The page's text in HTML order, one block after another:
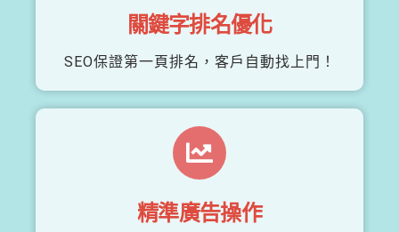
關鍵字排名優化
SEO保證第一頁排名，客戶自動找上門！
精準廣告操作